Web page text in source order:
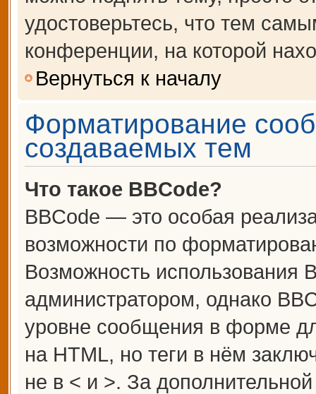
удостоверьтесь, что тем
конференции, на которой
Вернуться к началу
Форматирование
создаваемых тем
Что такое BBCode?
BBCode — это особая
возможности по
Возможность использования
администратором, однако
уровне сообщения в форме
на HTML, но теги в нём
не в < и >. За